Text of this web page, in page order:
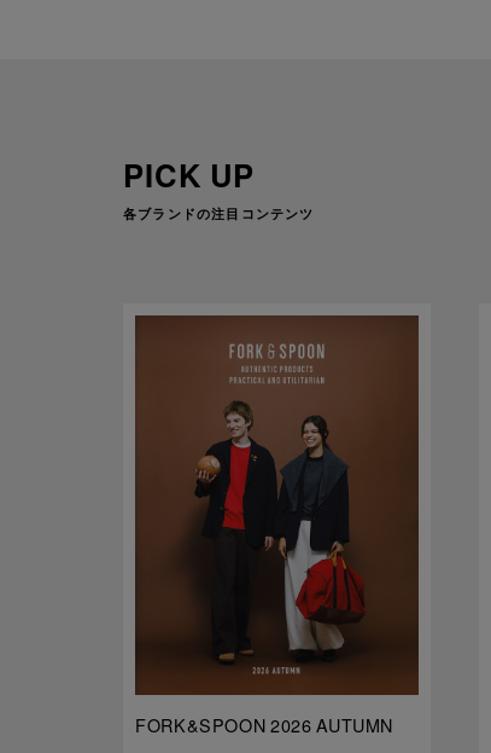
PICK UP
各ブランドの注目コンテンツ
FORK&SPOON 2026 AUTUMN